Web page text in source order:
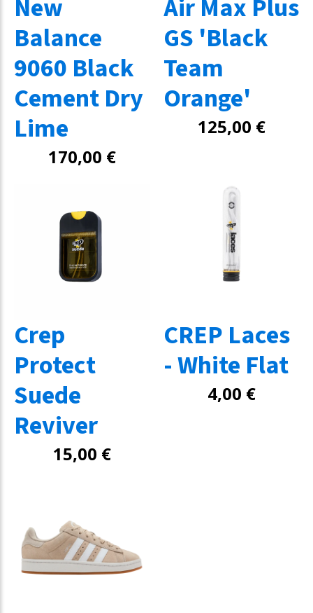
New
Balance
9060 Black
Cement Dry
Lime
170,00 €
Air Max Plus
GS 'Black
Team
Orange'
125,00 €
Crep
Protect
Suede
Reviver
15,00 €
CREP Laces
- White Flat
4,00 €